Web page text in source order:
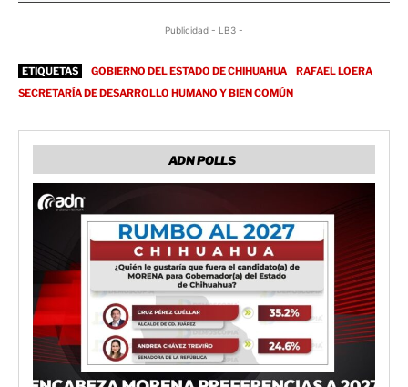
Publicidad - LB3 -
ETIQUETAS GOBIERNO DEL ESTADO DE CHIHUAHUA
RAFAEL LOERA
SECRETARÍA DE DESARROLLO HUMANO Y BIEN COMÚN
ADN POLLS